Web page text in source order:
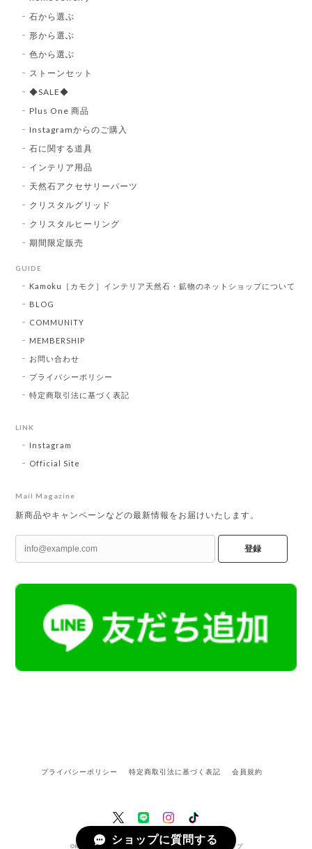
石から選ぶ
形から選ぶ
色から選ぶ
ストーンセット
◆SALE◆
Plus One 商品
Instagramからのご購入
石に関する道具
インテリア用品
天然石アクセサリーパーツ
クリスタルグリッド
クリスタルヒーリング
期間限定販売
GUIDE
Kamoku［カモク］インテリア天然石・鉱物のネットショップについて
BLOG
COMMUNITY
MEMBERSHIP
お問い合わせ
プライバシーポリシー
特定商取引法に基づく表記
LINK
Instagram
Official Site
Mail Magazine
新商品やキャンペーンなどの最新情報をお届けいたします。
登録
プライバシーポリシー 特定商取引法に基づく表記 会員規約
©Kamoku［カモク］インテリア天然石・鉱物のネットショップ
ショップに質問する